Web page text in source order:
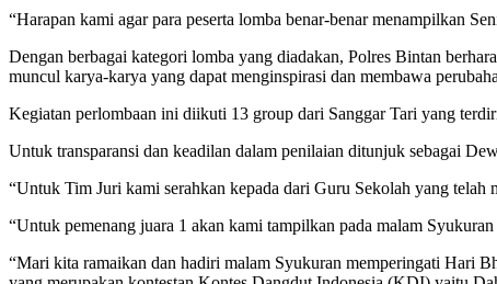
“Harapan kami agar para peserta lomba benar-benar menampilkan
Dengan berbagai kategori lomba yang diadakan, Polres Bintan
muncul karya-karya yang dapat menginspirasi dan membawa
Kegiatan perlombaan ini diikuti 13 group dari Sanggar Tari yang
Untuk transparansi dan keadilan dalam penilaian ditunjuk sebagai
“Untuk Tim Juri kami serahkan kepada dari Guru Sekolah yang telah
“Untuk pemenang juara 1 akan kami tampilkan pada malam
“Mari kita ramaikan dan hadiri malam Syukuran memperingati Hari